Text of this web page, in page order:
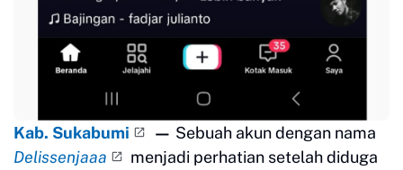
Kab. Sukabumi — Sebuah akun dengan nama
Delissenjaaa
menjadi perhatian setelah diduga